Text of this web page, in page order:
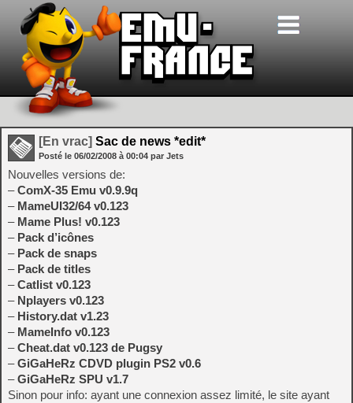
[En vrac] Sac de news *edit*
Posté le 06/02/2008 à 00:04 par Jets
Nouvelles versions de:
–ComX-35 Emu v0.9.9q
– MameUI32/64 v0.123
– Mame Plus! v0.123
– Pack d’icônes
– Pack de snaps
– Pack de titles
–Catlist v0.123
– Nplayers v0.123
– History.dat v1.23
– MameInfo v0.123
–Cheat.dat v0.123 de Pugsy
–GiGaHeRz CDVD plugin PS2 v0.6
–GiGaHeRz SPU v1.7
Sinon pour info: ayant une connexion assez limité, le site ayant